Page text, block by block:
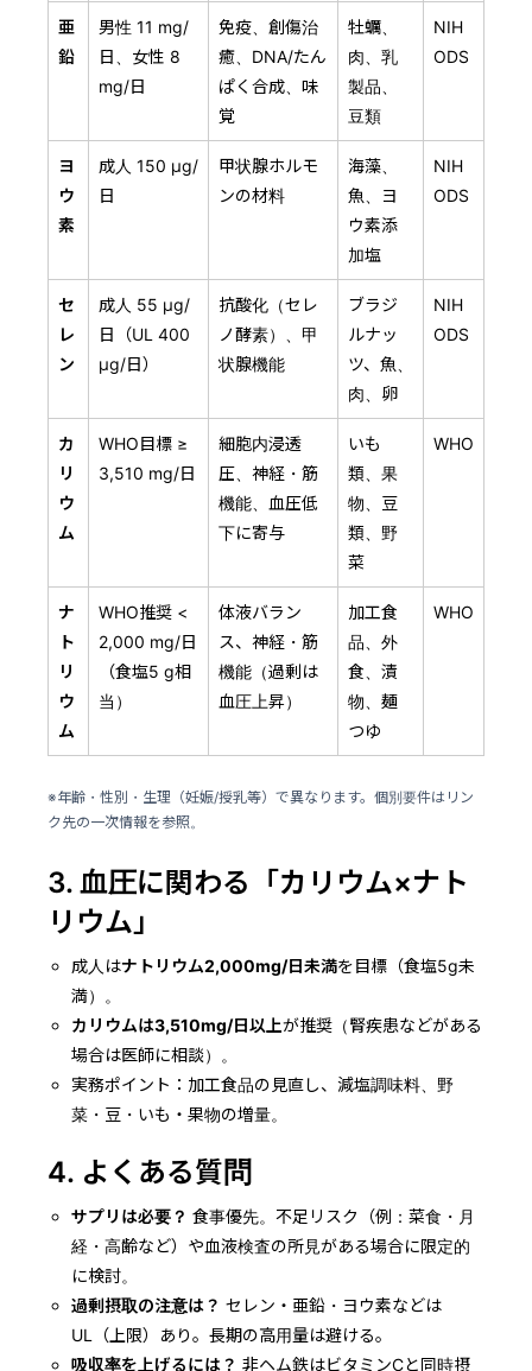
亜
鉛
男性 11 mg/
日、女性 8
mg/日
免疫、創傷治
癒、DNA/たん
ぱく合成、味
覚
牡蠣、
肉、乳
製品、
豆類
NIH
ODS
ヨ
ウ
素
成人 150 μg/
日
甲状腺ホルモ
ンの材料
海藻、
魚、ヨ
ウ素添
加塩
NIH
ODS
セ
レ
ン
成人 55 μg/
日（UL 400
μg/日）
抗酸化（セレ
ノ酵素）、甲
状腺機能
ブラジ
ルナッ
ツ、魚、
肉、卵
NIH
ODS
カ
リ
ウ
ム
WHO目標 ≥
3,510 mg/日
細胞内浸透
圧、神経・筋
機能、血圧低
下に寄与
いも
類、果
物、豆
類、野
菜
WHO
ナ
ト
リ
ウ
ム
WHO推奨 <
2,000 mg/日
（食塩5 g相
当）
体液バラン
ス、神経・筋
機能（過剰は
血圧上昇）
加工食
品、外
食、漬
物、麺
つゆ
WHO
※年齢・性別・生理（妊娠/授乳等）で異なります。個別要件はリン
ク先の一次情報を参照。
3. 血圧に関わる「カリウム×ナト
リウム」
成人はナトリウム2,000mg/日未満を目標（食塩5g未
満）。
カリウムは3,510mg/日以上が推奨（腎疾患などがある
場合は医師に相談）。
実務ポイント：加工食品の見直し、減塩調味料、野
菜・豆・いも・果物の増量。
4. よくある質問
サプリは必要？ 食事優先。不足リスク（例：菜食・月
経・高齢など）や血液検査の所見がある場合に限定的
に検討。
過剰摂取の注意は？ セレン・亜鉛・ヨウ素などは
UL（上限）あり。長期の高用量は避ける。
吸収率を上げるには？ 非ヘム鉄はビタミンCと同時摂